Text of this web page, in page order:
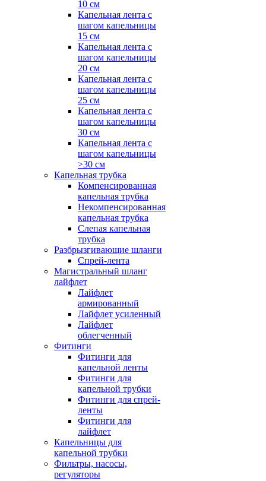
10 см
Капельная лента с
шагом капельницы
15 см
Капельная лента с
шагом капельницы
20 см
Капельная лента с
шагом капельницы
25 см
Капельная лента с
шагом капельницы
30 см
Капельная лента с
шагом капельницы
>30 см
Капельная трубка
Компенсированная
капельная трубка
Некомпенсированная
капельная трубка
Слепая капельная
трубка
Разбрызгивающие шланги
Спрей-лента
Магистральный шланг
лайфлет
Лайфлет
армированный
Лайфлет усиленный
Лайфлет
облегченный
Фитинги
Фитинги для
капельной ленты
Фитинги для
капельной трубки
Фитинги для спрей-
ленты
Фитинги для
лайфлет
Капельницы для
капельной трубки
Фильтры, насосы,
регуляторы